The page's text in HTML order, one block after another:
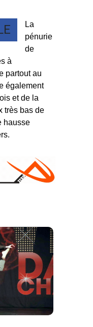
La
pénurie
de
à
partout au
également
et de la
très bas de
hausse